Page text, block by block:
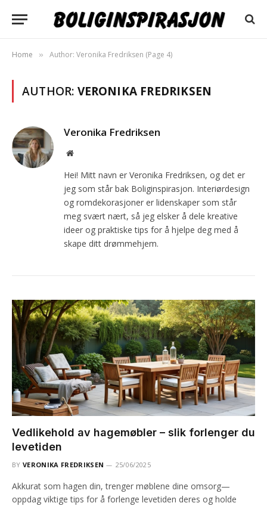
Home » Author: Veronika Fredriksen (Page 4)
AUTHOR: VERONIKA FREDRIKSEN
Veronika Fredriksen
Website
Hei! Mitt navn er Veronika Fredriksen, og det er
jeg som står bak Boliginspirasjon. Interiørdesign
og romdekorasjoner er lidenskaper som står
meg svært nært, så jeg elsker å dele kreative
ideer og praktiske tips for å hjelpe deg med å
skape ditt drømmehjem.
Vedlikehold av hagemøbler – slik forlenger du
levetiden
BY VERONIKA FREDRIKSEN 25/06/2025
Akkurat som hagen din, trenger møblene dine omsorg—
oppdag viktige tips for å forlenge levetiden deres og holde